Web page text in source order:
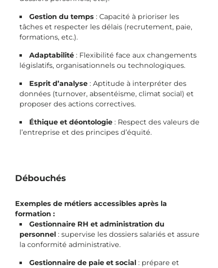
Gestion du temps : Capacité à prioriser les
tâches et respecter les délais (recrutement, paie,
formations, etc.).
Adaptabilité : Flexibilité face aux changements
législatifs, organisationnels ou technologiques.
Esprit d’analyse : Aptitude à interpréter des
données (turnover, absentéisme, climat social) et
proposer des actions correctives.
Éthique et déontologie : Respect des valeurs de
l’entreprise et des principes d’équité.
Débouchés
Exemples de métiers accessibles après la
formation :
Gestionnaire RH et administration du
personnel: supervise les dossiers salariés et assure
la conformité administrative.
Gestionnaire de paie et social : prépare et